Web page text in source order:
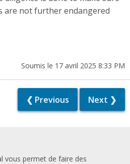
are not further endangered
Soumis le 17 avril 2025 8:33 PM
❮ Previous Next ❯
vous permet de faire des